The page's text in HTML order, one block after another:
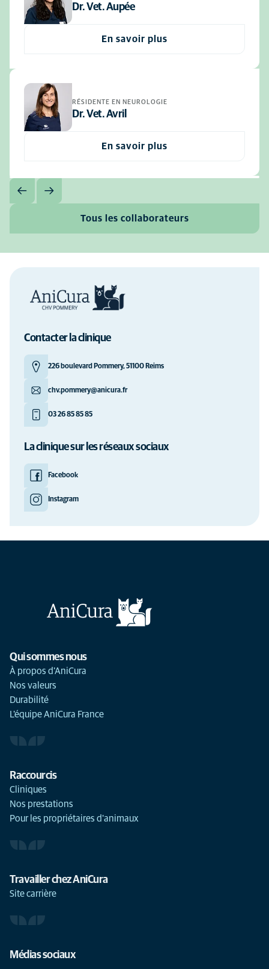
Dr. Vet. Aupée
En savoir plus
RÉSIDENTE EN NEUROLOGIE
Dr. Vet. Avril
En savoir plus
Tous les collaborateurs
Contacter la clinique
226 boulevard Pommery, 51100 Reims
chv.pommery@anicura.fr
03 26 85 85 85
La clinique sur les réseaux sociaux
Facebook
Instagram
Qui sommes nous
À propos d'AniCura
Nos valeurs
Durabilité
L'équipe AniCura France
Raccourcis
Cliniques
Nos prestations
Pour les propriétaires d'animaux
Travailler chez AniCura
Site carrière
Médias sociaux